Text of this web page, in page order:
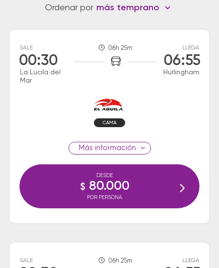
Ordenar por más temprano
SALE
00:30
La Lucila del
Mar
06h 25m LLEGA
06:55
Hurlingham
CAMA
información
DESDE
$ 80.000
POR PERSONA
SALE 06h 25m LLEGA